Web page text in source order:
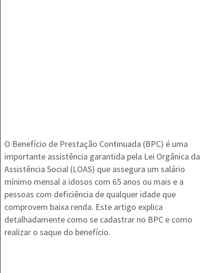
O Benefício de Prestação Continuada (BPC) é uma
importante assistência garantida pela Lei Orgânica da
Assistência Social (LOAS) que assegura um salário
mínimo mensal a idosos com 65 anos ou mais e a
pessoas com deficiência de qualquer idade que
comprovem baixa renda. Este artigo explica
detalhadamente como se cadastrar no BPC e como
realizar o saque do benefício.